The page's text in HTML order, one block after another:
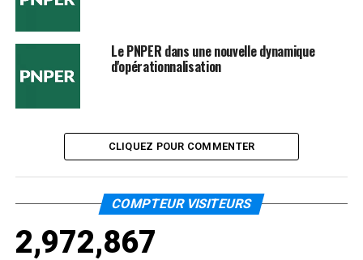
Le PNPER dans une nouvelle dynamique
d'opérationnalisation
CLIQUEZ POUR COMMENTER
COMPTEUR VISITEURS
2,972,867